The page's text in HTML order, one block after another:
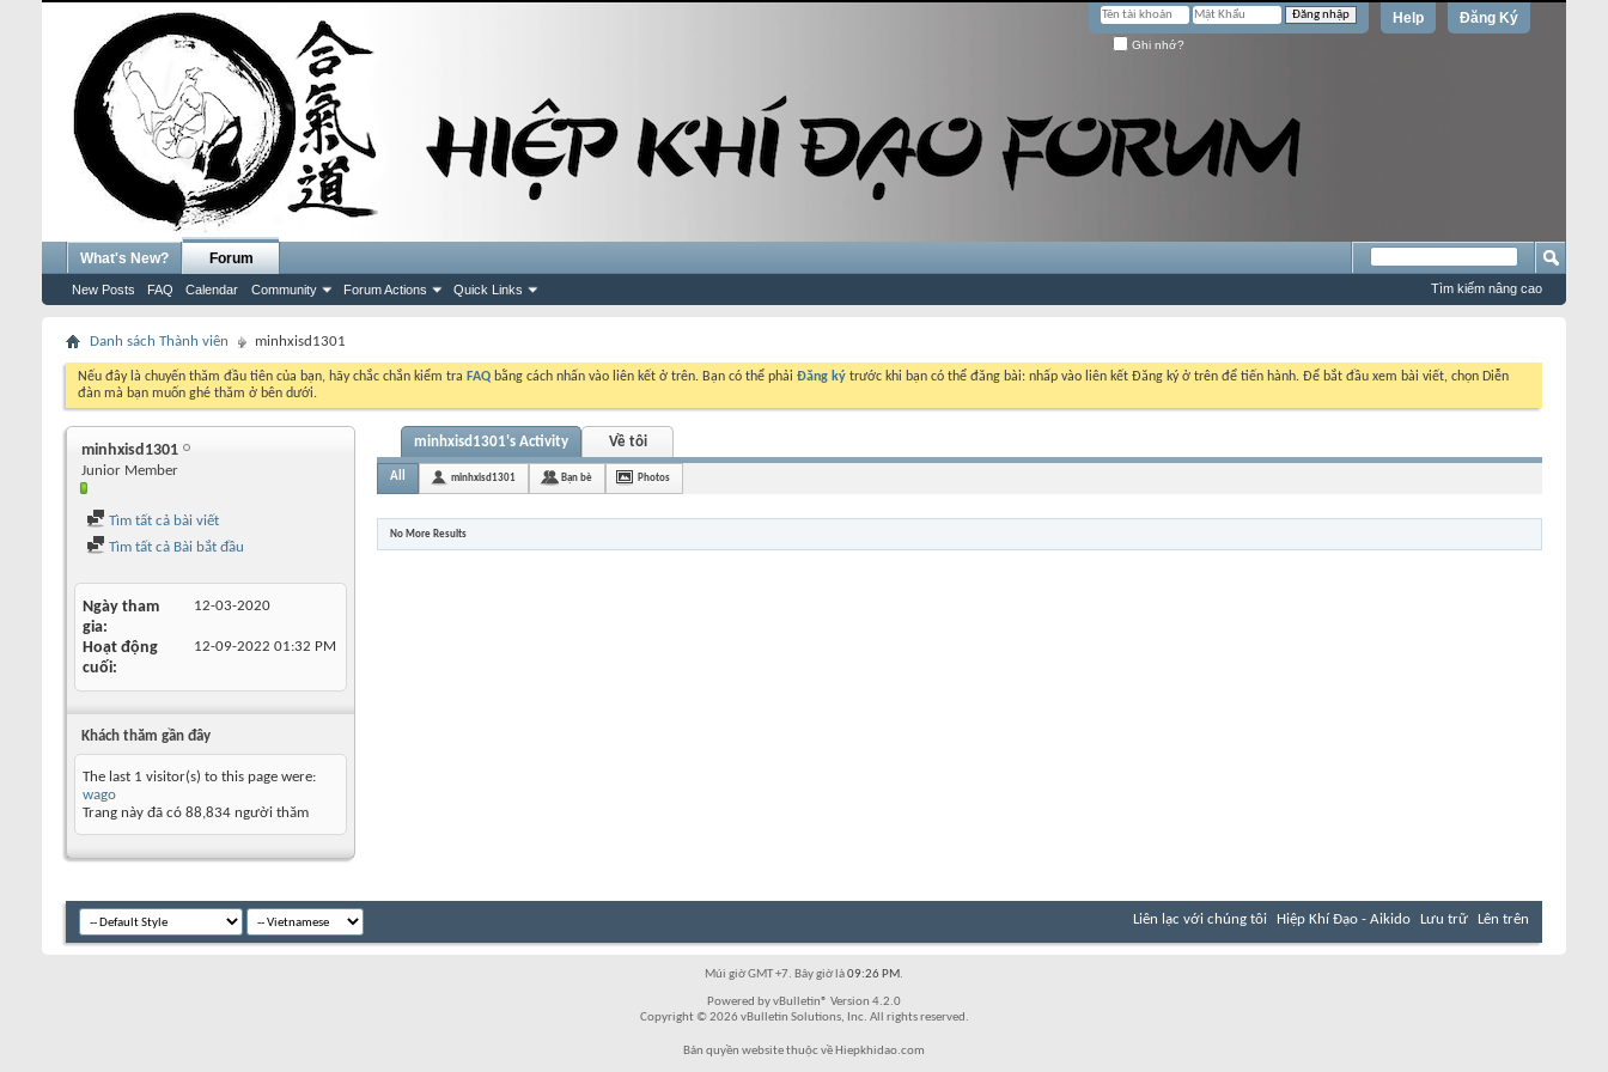
Đăng Ký
Help
Ghi nhớ?
What's New? Forum
New Posts FAQ Calendar Community Forum Actions Quick Links Tìm kiếm nâng cao
Danh sách Thành viên minhxisd1301
Nếu đây là chuyến thăm đầu tiên của bạn, hãy chắc chắn kiểm tra FAQ bằng cách nhấn vào liên kết ở trên. Bạn có thể phải Đăng ký trước khi bạn có thể đăng bài: nhấp vào liên kết Đăng ký ở trên để tiến hành. Để bắt đầu xem bài viết, chọn Diễn
đàn mà bạn muốn ghé thăm ở bên dưới.
minhxisd1301
Junior Member
Tìm tất cả bài viết
Tìm tất cả Bài bắt đầu
Ngày tham
gia
12-03-2020
Hoạt động
cuối
12-09-2022 01:32 PM
Khách thăm gần đây
The last 1 visitor(s) to this page were:
wago
Trang này đã có 88,834 người thăm
minhxisd1301's Activity Về tôi
All minhxisd1301 Bạn bè Photos
No More Results
Liên lạc với chúng tôi Hiệp Khí Đạo - Aikido Lưu trữ Lên trên
Múi giờ GMT +7. Bây giờ là09:26 PM.
Powered by vBulletin® Version 4.2.0
Copyright © 2026 vBulletin Solutions, Inc. All rights reserved.
Bản quyền website thuộc về Hiepkhidao.com